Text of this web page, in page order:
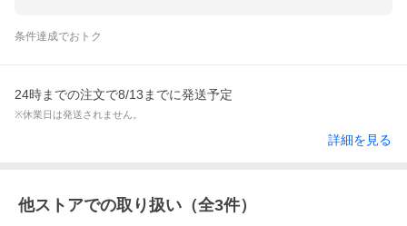
条件達成でおトク
24時までの注文で8/13までに発送予定
※休業日は発送されません。
詳細を見る
他ストアでの取り扱い（全3件）